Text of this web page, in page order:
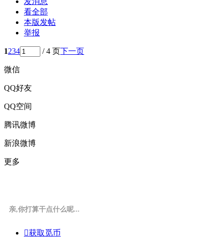
看全部
本版发帖
举报
1234 / 4 页下一页
微信
QQ好友
QQ空间
腾讯微博
新浪微博
更多
亲,你打算干点什么呢...
获取觅币